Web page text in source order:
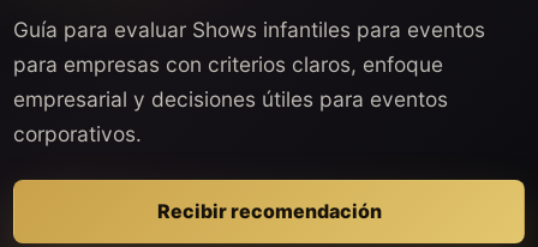
Guía para evaluar Shows infantiles para eventos
para empresas con criterios claros, enfoque
empresarial y decisiones útiles para eventos
corporativos.
Recibir recomendación